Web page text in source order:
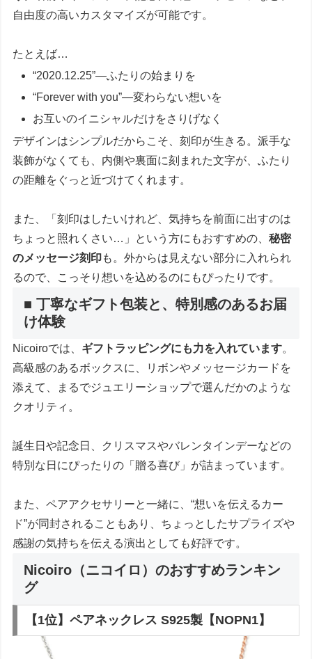
自由度の高いカスタマイズが可能です。
たとえば…
“2020.12.25”―ふたりの始まりを
“Forever with you”―変わらない想いを
お互いのイニシャルだけをさりげなく
デザインはシンプルだからこそ、刻印が生きる。派手な
装飾がなくても、内側や裏面に刻まれた文字が、ふたり
の距離をぐっと近づけてくれます。
また、「刻印はしたいけれど、気持ちを前面に出すのは
ちょっと照れくさい…」という方にもおすすめの、秘密
のメッセージ刻印も。外からは見えない部分に入れられ
るので、こっそり想いを込めるのにもぴったりです。
■ 丁寧なギフト包装と、特別感のあるお届
け体験
Nicoiroでは、 ギフトラッピングにも力を入れています。
高級感のあるボックスに、リボンやメッセージカードを
添えて、まるでジュエリーショップで選んだかのような
クオリティ。
誕生日や記念日、クリスマスやバレンタインデーなどの
特別な日にぴったりの「贈る喜び」が詰まっています。
また、ペアアクセサリーと一緒に、“想いを伝えるカー
ド”が同封されることもあり、ちょっとしたサプライズや
感謝の気持ちを伝える演出としても好評です。
Nicoiro（ニコイロ）のおすすめランキン
グ
【1位】ペアネックレス S925製【NOPN1】